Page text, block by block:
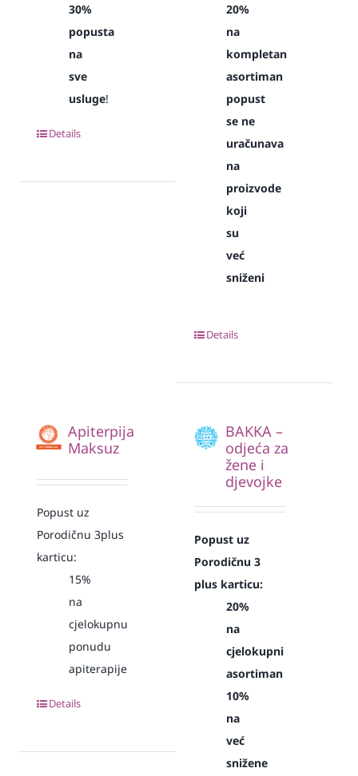
30%
popusta
na
sve
usluge!
Details
20%
na
kompletan
asortiman
popust
se ne
uračunava
na
proizvode
koji
su
već
sniženi
Details
Apiterpija
Maksuz
Popust uz
Porodičnu 3plus
karticu:
15%
na
cjelokupnu
ponudu
apiterapije
Details
BAKKA –
odjeća za
žene i
djevojke
Popust uz
Porodičnu 3
plus karticu:
20%
na
cjelokupni
asortiman
10%
na
već
snižene